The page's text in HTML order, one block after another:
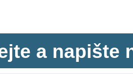
a napište